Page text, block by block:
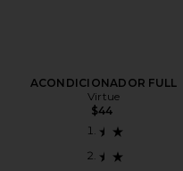
ACONDICIONADOR FULL
Virtue
$44